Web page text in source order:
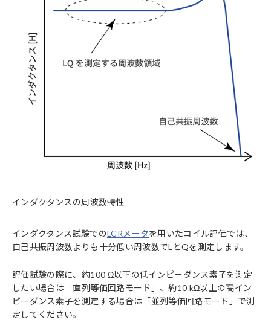
インダクタンスの周波数特性
インダクタンス試験でのLCRメータを用いたコイル評価では、
自己共振周波数よりも十分低い周波数でLとQを測定します。
評価試験の際に、約100 Ω以下の低インピーダンス素子を測定
したい場合は「直列等価回路モード」、約10 kΩ以上の高イン
ピーダンス素子を測定する場合は「並列等価回路モード」で測
定してください。